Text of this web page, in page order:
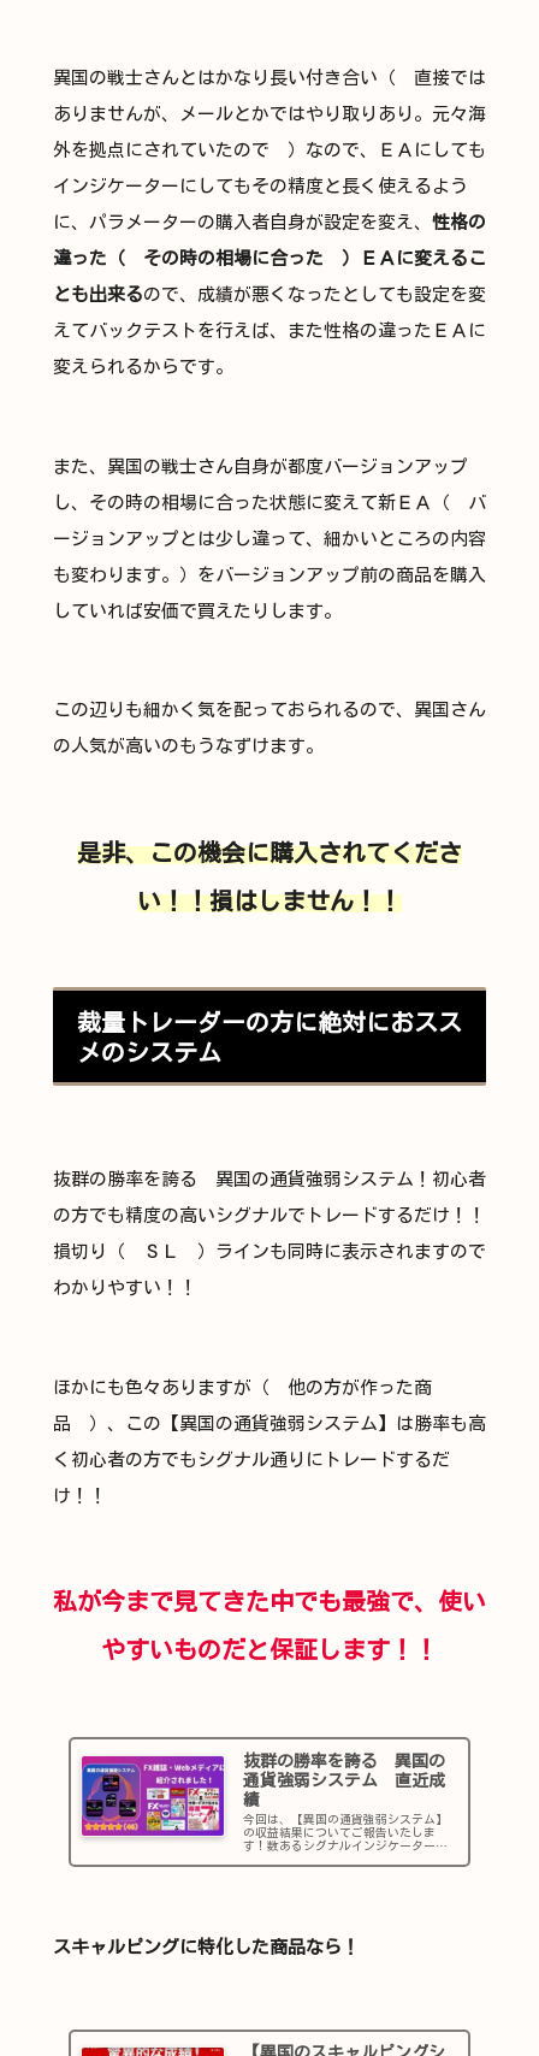
異国の戦士さんとはかなり長い付き合い（ 直接では
ありませんが、メールとかではやり取りあり。元々海
外を拠点にされていたので ）なので、ＥＡにしても
インジケーターにしてもその精度と長く使えるよう
に、パラメーターの購入者自身が設定を変え、 性格の
違った（ その時の相場に合った ）ＥＡに変えるこ
とも出来るので、成績が悪くなったとしても設定を変
えてバックテストを行えば、また性格の違ったＥＡに
変えられるからです。
また、異国の戦士さん自身が都度バージョンアップ
し、その時の相場に合った状態に変えて新ＥＡ（ バ
ージョンアップとは少し違って、細かいところの内容
も変わります。）をバージョンアップ前の商品を購入
していれば安価で買えたりします。
この辺りも細かく気を配っておられるので、異国さん
の人気が高いのもうなずけます。
是非、この機会に購入されてくださ
い！！損はしません！！
裁量トレーダーの方に絶対におスス
メのシステム
抜群の勝率を誇る 異国の通貨強弱システム！初心者
の方でも精度の高いシグナルでトレードするだけ！！
損切り（ ＳＬ ）ラインも同時に表示されますので
わかりやすい！！
ほかにも色々ありますが（ 他の方が作った商
品 ）、この【異国の通貨強弱システム】は勝率も高
く初心者の方でもシグナル通りにトレードするだ
け！！
私が今まで見てきた中でも最強で、使い
やすいものだと保証します！！
抜群の勝率を誇る 異国の
通貨強弱システム 直近成
績
今回は、【異国の通貨強弱システム】
の収益結果についてご報告いたしま
す！数あるシグナルインジケーターの
スキャルピングに特化した商品なら！